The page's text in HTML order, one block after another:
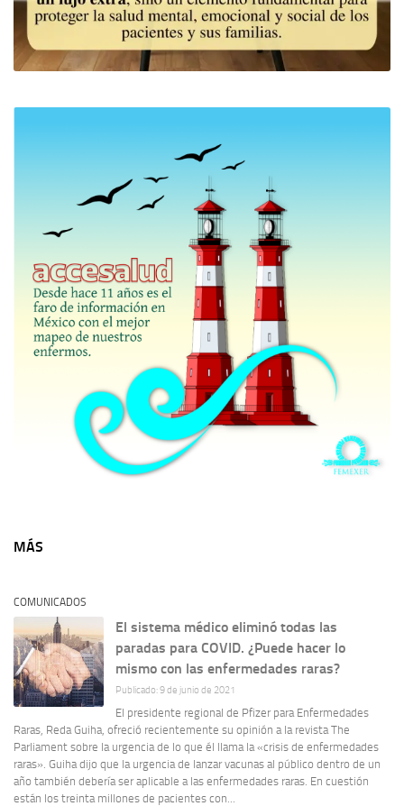
MÁS
COMUNICADOS
El sistema médico eliminó todas las
paradas para COVID. ¿Puede hacer lo
mismo con las enfermedades raras?
Publicado: 9 de junio de 2021
El presidente regional de Pfizer para Enfermedades
Raras, Reda Guiha, ofreció recientemente su opinión a la revista The
Parliament sobre la urgencia de lo que él llama la «crisis de enfermedades
raras». Guiha dijo que la urgencia de lanzar vacunas al público dentro de un
año también debería ser aplicable a las enfermedades raras. En cuestión
están los treinta millones de pacientes con...